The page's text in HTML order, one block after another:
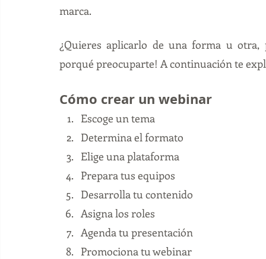
marca.
¿Quieres aplicarlo de una forma u otra,
porqué preocuparte! A continuación te
Cómo crear un webinar
Escoge un tema
Determina el formato
Elige una plataforma
Prepara tus equipos
Desarrolla tu contenido
Asigna los roles
Agenda tu presentación
Promociona tu webinar